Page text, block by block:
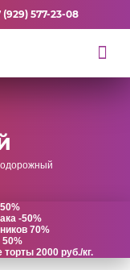
(929) 577-23-08
-50%
70%
2000 руб./кг.